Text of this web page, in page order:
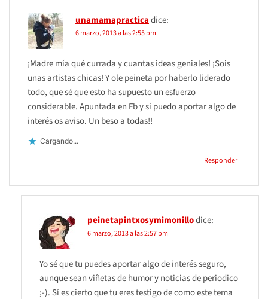
unamamapracticadice:
6 marzo, 2013 a las 2:55 pm
¡Madre mía qué currada y cuantas ideas geniales! ¡Sois
unas artistas chicas! Y ole peineta por haberlo liderado
todo, que sé que esto ha supuesto un esfuerzo
considerable. Apuntada en Fb y si puedo aportar algo de
interés os aviso. Un beso a todas!!
Cargando...
Responder
peinetapintxosymimonillodice:
6 marzo, 2013 a las 2:57 pm
Yo sé que tu puedes aportar algo de interés seguro,
aunque sean viñetas de humor y noticias de periodico
;-). Sí es cierto que tu eres testigo de como este tema